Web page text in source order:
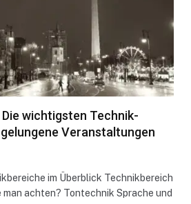
wichtigsten Technik-
Veranstaltungen
im Überblick Technikbereich
achten? Tontechnik Sprache und